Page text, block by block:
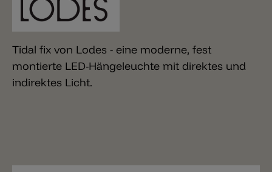
Tidal fix von Lodes - eine moderne, fest
montierte LED-Hängeleuchte mit direktes und
indirektes Licht.